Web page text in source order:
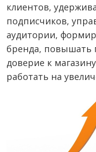
клиентов,
подписчиков,
аудитории,
бренда, повышать
доверие к
работать на